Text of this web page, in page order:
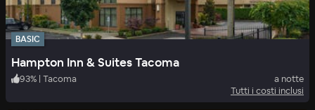
BASIC
Hampton Inn & Suites Tacoma
93% | Tacoma
a notte
Tutti i costi inclusi